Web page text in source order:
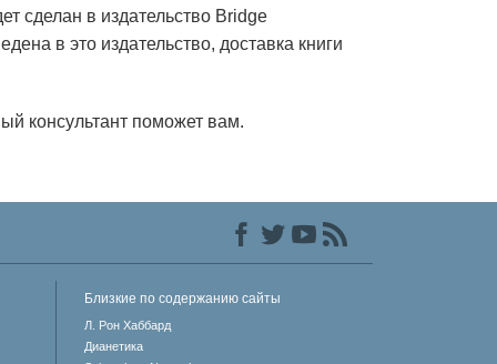
сделан в издательство Bridge
в это издательство, доставка книги
консультант поможет вам.
Близкие по содержанию сайты
Л. Рон Хаббард
Дианетика